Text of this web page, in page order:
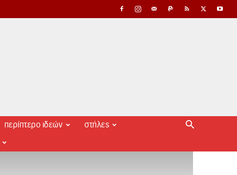
περίπτερο ιδεών στήλες